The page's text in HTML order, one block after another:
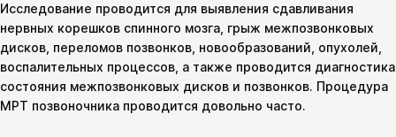
Исследование проводится для выявления сдавливания
нервных корешков спинного мозга, грыж межпозвонковых
дисков, переломов позвонков, новообразований, опухолей,
воспалительных процессов, а также проводится диагностика
состояния межпозвонковых дисков и позвонков. Процедура
МРТ позвоночника проводится довольно часто.